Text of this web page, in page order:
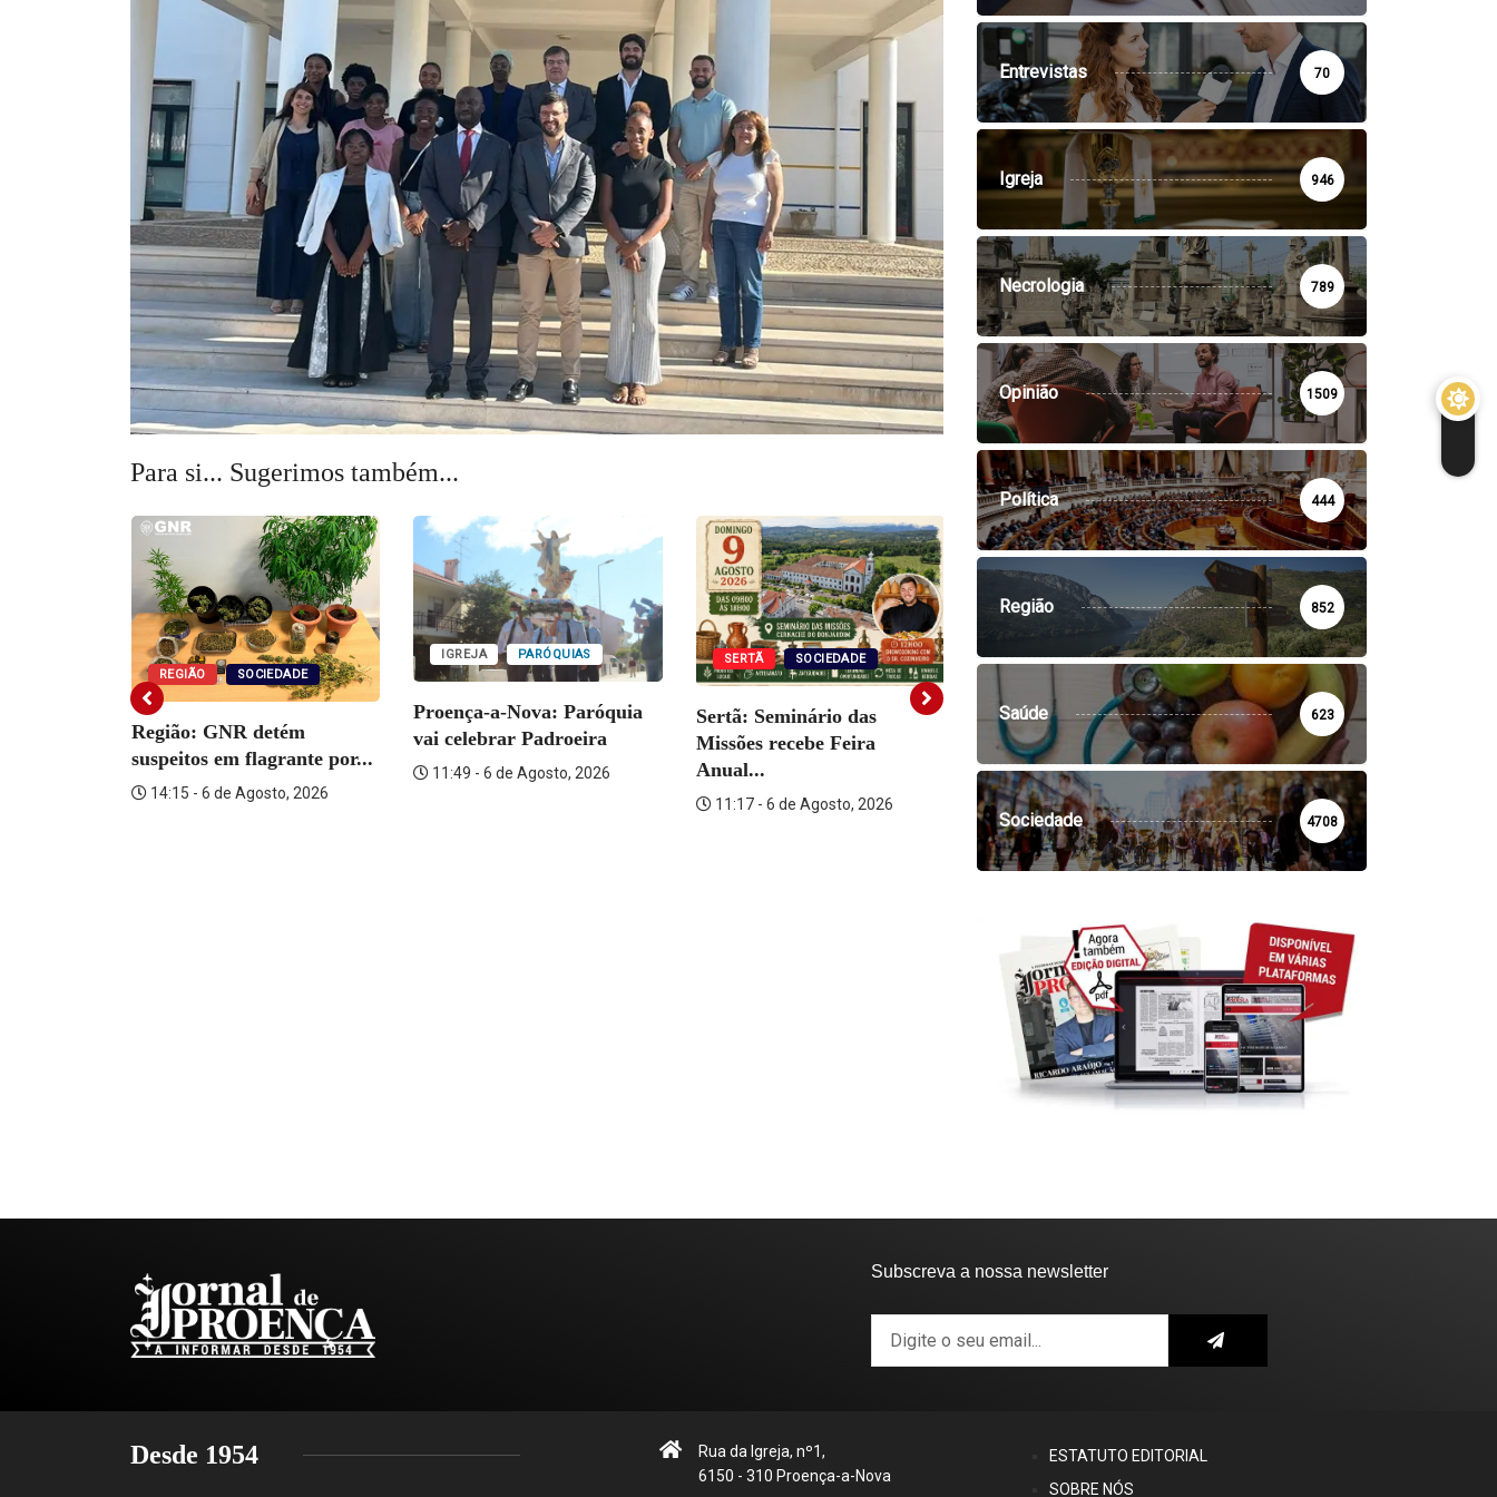
Para si... Sugerimos também...
REGIÃO SOCIEDADE
Região: GNR detém
suspeitos em flagrante por...
14:15 - 6 de Agosto, 2026
IGREJA PARÓQUIAS
Proença-a-Nova: Paróquia
vai celebrar Padroeira
11:49 - 6 de Agosto, 2026
SERTÃ SOCIEDADE
Sertã: Seminário das
Missões recebe Feira
Anual...
11:17 - 6 de Agosto, 2026
VILA DE REI
Vila de Rei: Concurso de
Fotografia já...
10:44 - 6 de Agosto, 2026
NECROLOGIA
Faleceu Fernando Martins
Cardoso
17:13 - 5 de Agosto, 2026
Entrevistas 70
Igreja 946
Necrologia 789
Opinião 1509
Política 444
Região 852
Saúde 623
Sociedade 4708
Subscreva a nossa newsletter
Desde 1954
Rua da Igreja, nº1,
6150 - 310 Proença-a-Nova
ESTATUTO EDITORIAL
SOBRE NÓS